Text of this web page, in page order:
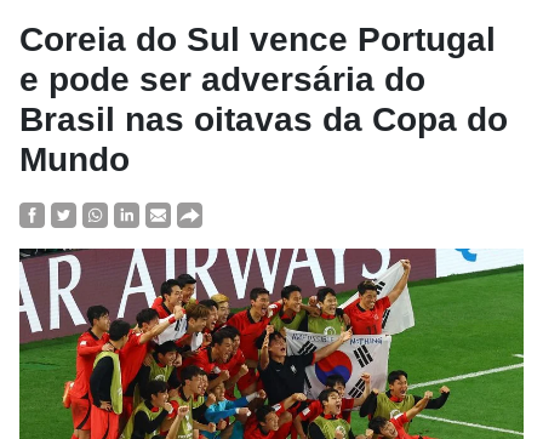
Coreia do Sul vence Portugal
e pode ser adversária do
Brasil nas oitavas da Copa do
Mundo